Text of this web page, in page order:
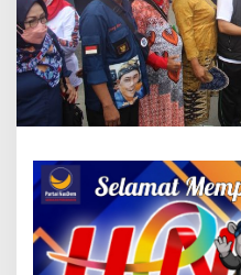
i
a
F
i
t
r
i
n
i
L
e
p